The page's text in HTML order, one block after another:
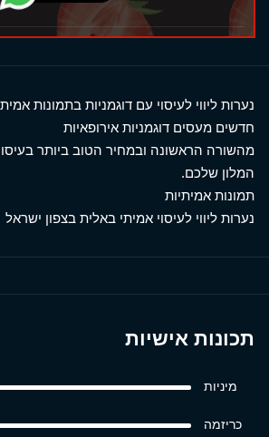
חדשים מעסים דוגמניות אירופאיות
מהשורה הראשונה ובמחיר הטוב ביותר
המלון שלכם.
תמונות אמיתיות
נערות ליווי לעיסוי אמיתי באלית בצפון ישראל
תכונות אישיות
מיניות
כריזמה